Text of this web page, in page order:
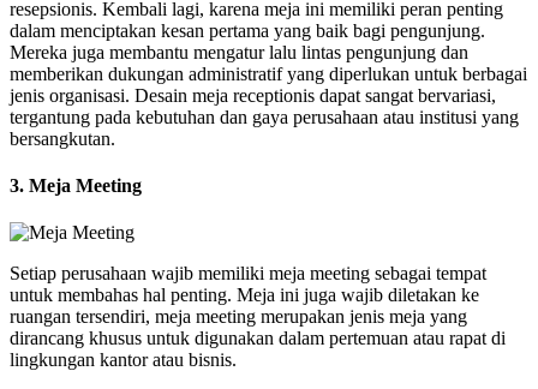
resepsionis. Kembali lagi, karena meja ini memiliki peran penting
dalam menciptakan kesan pertama yang baik bagi pengunjung.
Mereka juga membantu mengatur lalu lintas pengunjung dan
memberikan dukungan administratif yang diperlukan untuk berbagai
jenis organisasi. Desain meja receptionis dapat sangat bervariasi,
tergantung pada kebutuhan dan gaya perusahaan atau institusi yang
bersangkutan.
3. Meja Meeting
Setiap perusahaan wajib memiliki meja meeting sebagai tempat
untuk membahas hal penting. Meja ini juga wajib diletakan ke
ruangan tersendiri, meja meeting merupakan jenis meja yang
dirancang khusus untuk digunakan dalam pertemuan atau rapat di
lingkungan kantor atau bisnis.